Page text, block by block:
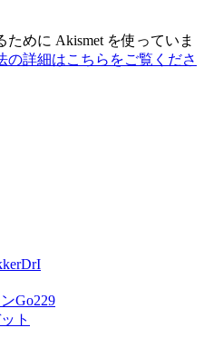
めに Akismet を使っていま
の詳細はこちらをご覧くださ
Go229
ト